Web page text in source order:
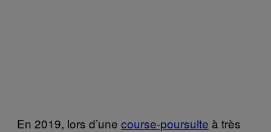
En 2019, lors d’une course-poursuite à très